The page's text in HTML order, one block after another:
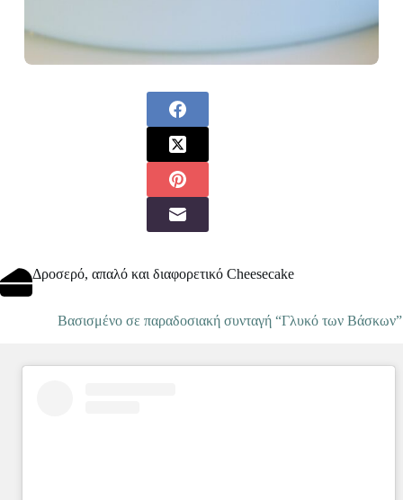
Δροσερό, απαλό και διαφορετικό Cheesecake
Bασισμένο σε παραδοσιακή συνταγή “Γλυκό των Βάσκων”